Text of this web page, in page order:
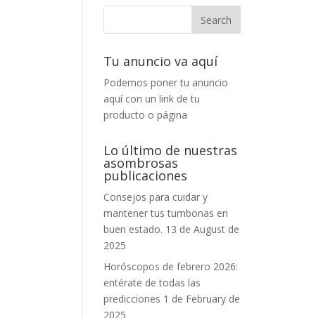
Tu anuncio va aquí
Podemos poner tu anuncio
aquí con un link de tu
producto o página
Lo último de nuestras
asombrosas
publicaciones
Consejos para cuidar y
mantener tus tumbonas en
buen estado. 13 de August de
2025
Horóscopos de febrero 2026:
entérate de todas las
predicciones 1 de February de
2025